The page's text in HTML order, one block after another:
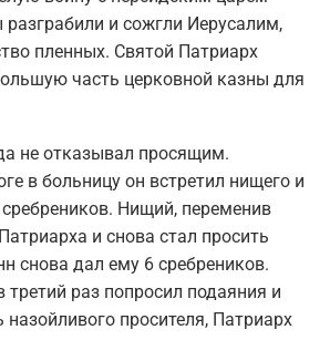
и сожгли Иерусалим,
пленных. Святой Патриарх
часть церковной казны для
не отказывал просящим.
в больницу он встретил нищего и
Нищий, переменив
и снова стал просить
снова дал ему 6 сребреников.
раз попросил подаяния и
назойливого просителя, Патриарх